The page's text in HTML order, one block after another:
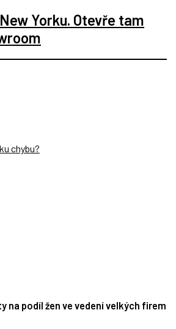
Yorku. Otevře tam
chybu?
na podíl žen ve vedení velkých firem